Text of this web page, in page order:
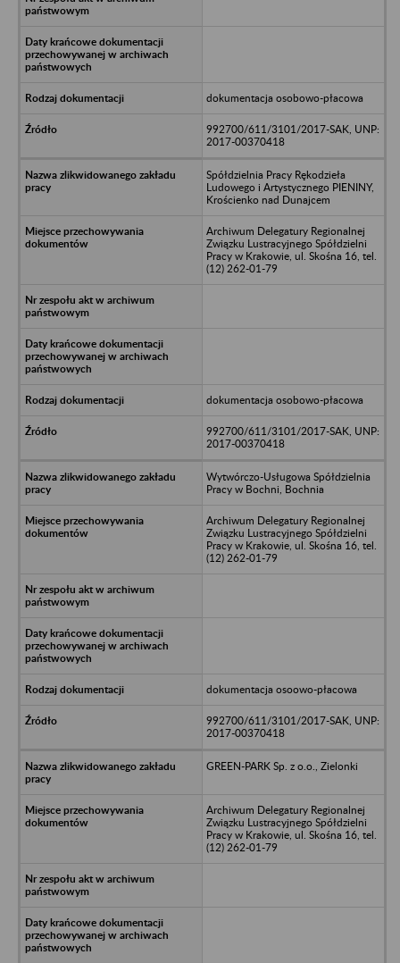
dokumentacja osobowo-płacowa
992700/611/3101/2017-SAK, UNP:
2017-00370418
Spółdzielnia Pracy Rękodzieła
Ludowego i Artystycznego PIENINY,
Krościenko nad Dunajcem
Archiwum Delegatury Regionalnej
Związku Lustracyjnego Spółdzielni
Pracy w Krakowie, ul. Skośna 16, tel.
(12) 262-01-79
dokumentacja osobowo-płacowa
992700/611/3101/2017-SAK, UNP:
2017-00370418
Wytwórczo-Usługowa Spółdzielnia
Pracy w Bochni, Bochnia
Archiwum Delegatury Regionalnej
Związku Lustracyjnego Spółdzielni
Pracy w Krakowie, ul. Skośna 16, tel.
(12) 262-01-79
dokumentacja osoowo-płacowa
992700/611/3101/2017-SAK, UNP:
2017-00370418
GREEN-PARK Sp. z o.o., Zielonki
Archiwum Delegatury Regionalnej
Związku Lustracyjnego Spółdzielni
Pracy w Krakowie, ul. Skośna 16, tel.
(12) 262-01-79